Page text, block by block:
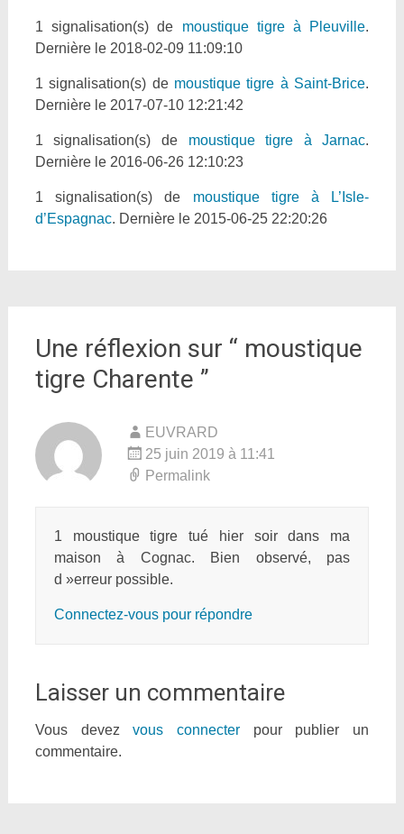
1 signalisation(s) de moustique tigre à Pleuville.
Dernière le 2018-02-09 11:09:10
1 signalisation(s) de moustique tigre à Saint-Brice.
Dernière le 2017-07-10 12:21:42
1 signalisation(s) de moustique tigre à Jarnac.
Dernière le 2016-06-26 12:10:23
1 signalisation(s) de moustique tigre à L’Isle-
d’Espagnac. Dernière le 2015-06-25 22:20:26
Une réflexion sur “ moustique
tigre Charente ”
EUVRARD
25 juin 2019 à 11:41
Permalink
1 moustique tigre tué hier soir dans ma
maison à Cognac. Bien observé, pas
d »erreur possible.
Connectez-vous pour répondre
Laisser un commentaire
Vous devezvous connecter pour publier un
commentaire.